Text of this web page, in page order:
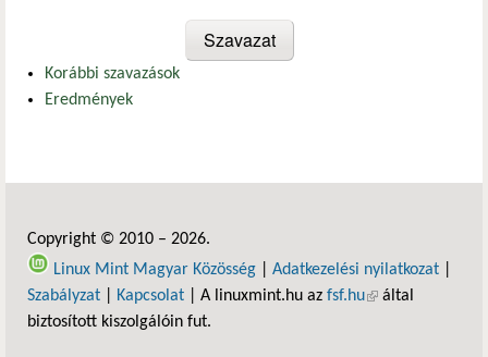
Korábbi szavazások
Eredmények
Copyright © 2010 – 2026.
Linux Mint Magyar Közösség
Adatkezelési nyilatkozat
Szabályzat
Kapcsolat | A linuxmint.hu az fsf.hu(külső hivatkozás)
által
biztosított kiszolgálóin fut.